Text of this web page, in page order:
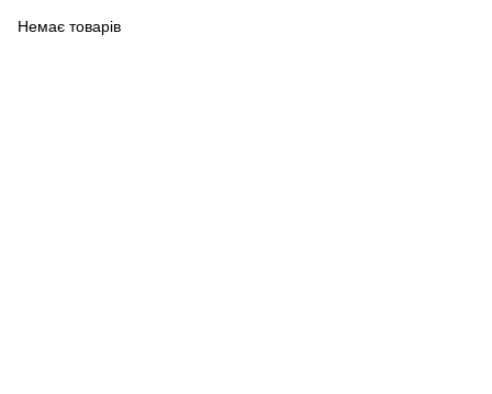
Немає товарів